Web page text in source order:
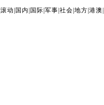
|滚动 国内 国际 |军事 |社会 |地方 |港澳